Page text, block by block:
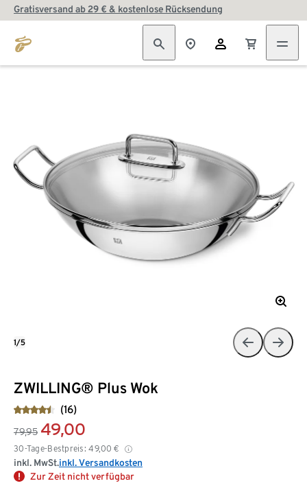
Gratisversand ab 29 € & kostenlose Rücksendung
ZWILLING® Plus Wok
(16)
79,95 49,00
30-Tage-Bestpreis: 49,00 €
inkl. MwSt.inkl. Versandkosten
Zur Zeit nicht verfügbar
1/5